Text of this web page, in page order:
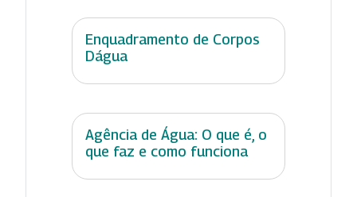
Enquadramento de Corpos
Dágua
Agência de Água: O que é, o
que faz e como funciona